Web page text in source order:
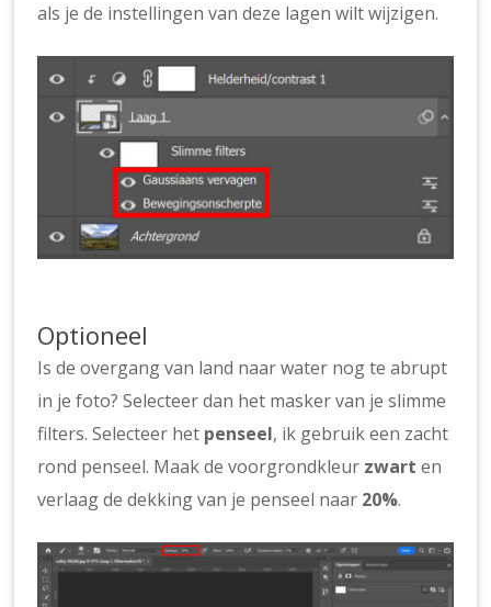
als je de instellingen van deze lagen wilt wijzigen.
Optioneel
Is de overgang van land naar water nog te abrupt
in je foto? Selecteer dan het masker van je slimme
filters. Selecteer het penseel, ik gebruik een zacht
rond penseel. Maak de voorgrondkleur zwart en
verlaag de dekking van je penseel naar 20%.